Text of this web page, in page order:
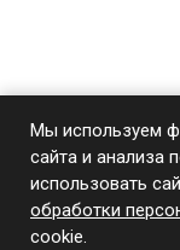
Мы используем
сайта и анализа
использовать
обработки
cookie.